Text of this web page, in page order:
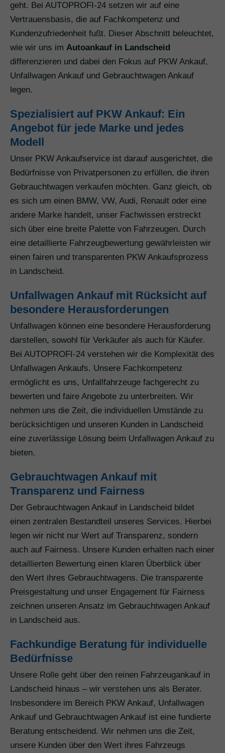
geht. Bei AUTOPROFI-24 setzen wir auf eine
Vertrauensbasis, die auf Fachkompetenz und
Kundenzufriedenheit fußt. Dieser Abschnitt beleuchtet,
wie wir uns im Autoankauf in Landscheid
differenzieren und dabei den Fokus auf PKW Ankauf,
Unfallwagen Ankauf und Gebrauchtwagen Ankauf
legen.
Spezialisiert auf PKW Ankauf: Ein
Angebot für jede Marke und jedes
Modell
Unser PKW Ankaufservice ist darauf ausgerichtet, die
Bedürfnisse von Privatpersonen zu erfüllen, die ihren
Gebrauchtwagen verkaufen möchten. Ganz gleich, ob
es sich um einen BMW, VW, Audi, Renault oder eine
andere Marke handelt, unser Fachwissen erstreckt
sich über eine breite Palette von Fahrzeugen. Durch
eine detaillierte Fahrzeugbewertung gewährleisten wir
einen fairen und transparenten PKW Ankaufsprozess
in Landscheid.
Unfallwagen Ankauf mit Rücksicht auf
besondere Herausforderungen
Unfallwagen können eine besondere Herausforderung
darstellen, sowohl für Verkäufer als auch für Käufer.
Bei AUTOPROFI-24 verstehen wir die Komplexität des
Unfallwagen Ankaufs. Unsere Fachkompetenz
ermöglicht es uns, Unfallfahrzeuge fachgerecht zu
bewerten und faire Angebote zu unterbreiten. Wir
nehmen uns die Zeit, die individuellen Umstände zu
berücksichtigen und unseren Kunden in Landscheid
eine zuverlässige Lösung beim Unfallwagen Ankauf zu
bieten.
Gebrauchtwagen Ankauf mit
Transparenz und Fairness
Der Gebrauchtwagen Ankauf in Landscheid bildet
einen zentralen Bestandteil unseres Services. Hierbei
legen wir nicht nur Wert auf Transparenz, sondern
auch auf Fairness. Unsere Kunden erhalten nach einer
detaillierten Bewertung einen klaren Überblick über
den Wert ihres Gebrauchtwagens. Die transparente
Preisgestaltung und unser Engagement für Fairness
zeichnen unseren Ansatz im Gebrauchtwagen Ankauf
in Landscheid aus.
Fachkundige Beratung für individuelle
Bedürfnisse
Unsere Rolle geht über den reinen Fahrzeugankauf in
Landscheid hinaus – wir verstehen uns als Berater.
Insbesondere im Bereich PKW Ankauf, Unfallwagen
Ankauf und Gebrauchtwagen Ankauf ist eine fundierte
Beratung entscheidend. Wir nehmen uns die Zeit,
unsere Kunden über den Wert ihres Fahrzeugs